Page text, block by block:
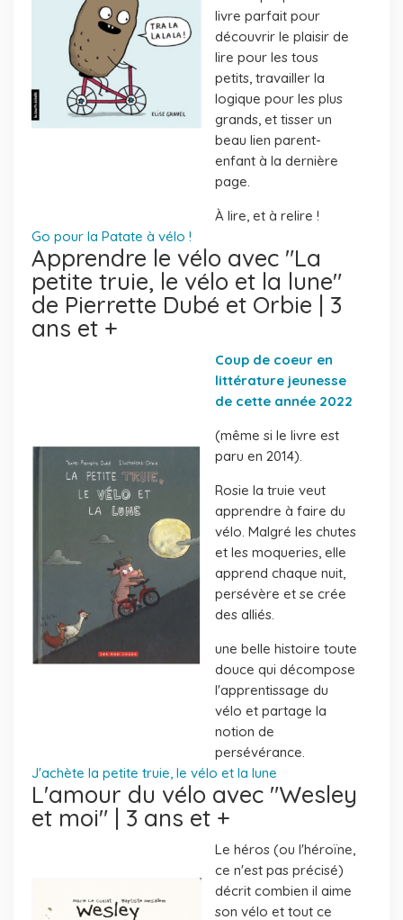
livre parfait pour
découvrir le plaisir de
lire pour les tous
petits, travailler la
logique pour les plus
grands, et tisser un
beau lien parent-
enfant à la dernière
page.
À lire, et à relire !
Go pour la Patate à vélo !
Apprendre le vélo avec "La
petite truie, le vélo et la lune"
de Pierrette Dubé et Orbie | 3
ans et +
Coup de coeur en
littérature jeunesse
de cette année 2022
(même si le livre est
paru en 2014).
Rosie la truie veut
apprendre à faire du
vélo. Malgré les chutes
et les moqueries, elle
apprend chaque nuit,
persévère et se crée
des alliés.
une belle histoire toute
douce qui décompose
l'apprentissage du
vélo et partage la
notion de
persévérance.
J'achète la petite truie, le vélo et la lune
L'amour du vélo avec "Wesley
et moi" | 3 ans et +
Le héros (ou l'héroïne,
ce n'est pas précisé)
décrit combien il aime
son vélo et tout ce